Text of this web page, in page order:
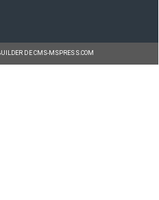
DE CMS-MSPRESS.COM